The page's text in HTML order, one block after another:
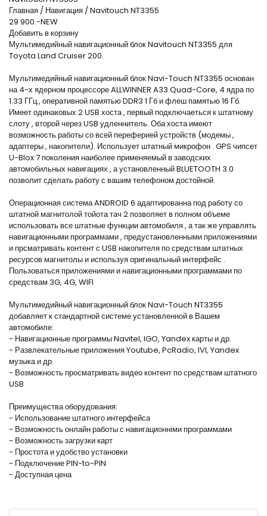
Главная / Навигация / Navitouch NT3355
29 900.-NEW
Добавить в корзину
Мультимедийный навигационный блок Navitouch NT3355 для
Toyota Land Cruiser 200.
Мультимедийный навигационный блок Navi-Touch NT3355 основан
на 4-х ядерном процессоре ALLWINNER A33 Quad-Core, 4 ядра по
1.33 ГГц., оперативной памятью DDR3 1 Гб и флеш памятью 16 Гб.
Имеет одинаковых 2 USB хоста , первый подключаеться к штатному
слоту , второй через USB удленнитель. Оба хоста имеют
возможность работы со всей переферией устройств (модемы ,
адаптеры , накопители). Использует штатный микрофон . GPS чипсет
U-Blox 7 поколения наиболее применяемый в заводских
автомобильных навигациях , а установленный BLUETOOTH 3.0
позволит сделать работу с вашим телефоном достойной.
Операционная система ANDROID 6 адаптированна под работу со
штатной магнитолой тойота тач 2 позволяет в полном объеме
использовать все штатные функции автомобиля , а так же управлять
навигационными программами , предустановленными приложениями
и прсматривать контент с USB накопителя по средствам штатных
ресурсов магнитолы и используя оригинальный интерфейс .
Пользоваться приложениями и навигационными программами по
средствам 3G, 4G, WIFI
Мультимедийный навигационный блок Navi-Touch NT3355
добавляет к стандартной системе установленной в Вашем
автомобиле:
- Навигационные программы Navitel, IGO, Yandex карты и др.
- Развлекательные приложения Youtube, PcRadio, IVI, Yandex
музыка и др.
- Возможность просматривать видео контент по средствам штатного
USB
Преимущества оборудования:
- Использование штатного интерфейса
- Возможность онлайн работы с навигационніми программами
- Возможность загрузки карт
- Простота и удобство установки
- Подключение PIN-to-PIN
- Доступная цена